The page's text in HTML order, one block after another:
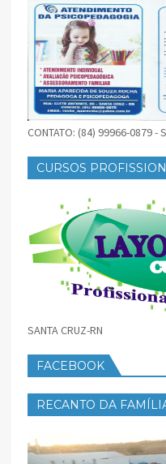
CONTATO: (84) 99966-0879 -
CURSOS
SANTA CRUZ-RN
FACEBOOK
RECANTO DA